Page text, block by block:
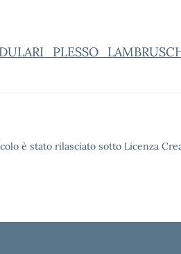
è stato rilasciato sotto Licenza